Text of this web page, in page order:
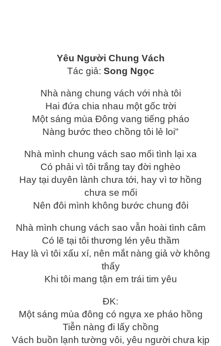
Yêu Người Chung Vách
Tác giả: Song Ngọc
Nhà nàng chung vách với nhà tôi
Hai đứa chia nhau một gốc trời
Một sáng mùa Đông vang tiếng pháo
Nàng bước theo chồng tôi lẻ loi"
Nhà mình chung vách sao mối tình lại xa
Có phải vì tôi trắng tay đời nghèo
Hay tại duyên lành chưa tới, hay vì tơ hồng
chưa se mối
Nên đôi mình không bước chung đôi
Nhà mình chung vách sao vẫn hoài tình câm
Có lẽ tại tôi thương lén yêu thầm
Hay là vì tôi xấu xí, nên mắt nàng giả vờ không
thấy
Khi tôi mang tận em trái tim yêu
ĐK:
Một sáng mùa đông có ngựa xe pháo hồng
Tiễn nàng đi lấy chồng
Vách buồn lạnh tường vôi, yêu người chưa kịp